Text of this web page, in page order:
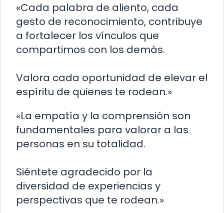
«Cada palabra de aliento, cada
gesto de reconocimiento, contribuye
a fortalecer los vínculos que
compartimos con los demás.
Valora cada oportunidad de elevar el
espíritu de quienes te rodean.»
«La empatía y la comprensión son
fundamentales para valorar a las
personas en su totalidad.
Siéntete agradecido por la
diversidad de experiencias y
perspectivas que te rodean.»